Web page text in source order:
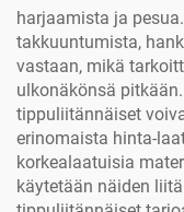
harjaamista ja
takkuuntumista,
vastaan, mikä
ulkonäkönsä
tippuliitännäiset
erinomaista hinta-
korkealaatuisia
käytetään näiden